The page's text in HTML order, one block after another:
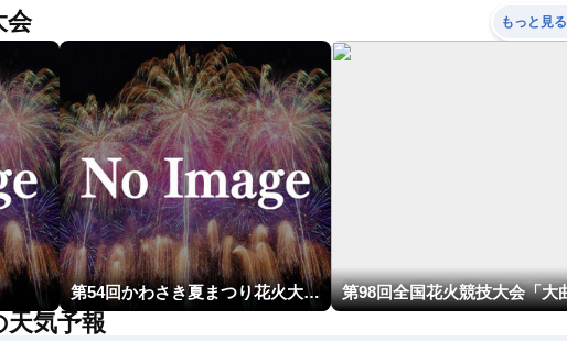
会 もっと見る
第54回かわさき夏まつり花火大会「おらが自慢のでっかい花火」
天気予報